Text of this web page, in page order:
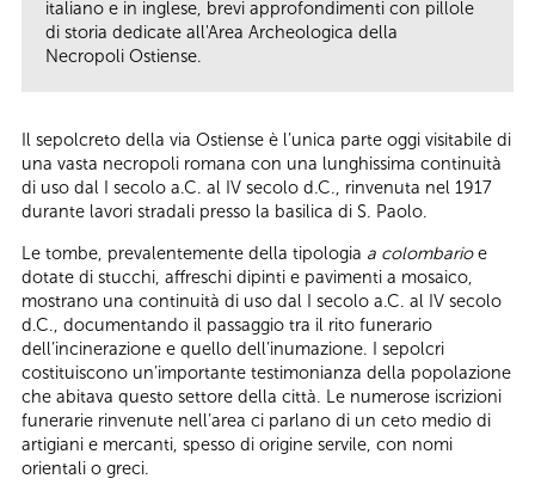
italiano e in inglese, brevi approfondimenti con pillole
di storia dedicate all'Area Archeologica della
Necropoli Ostiense.
Il sepolcreto della via Ostiense è l’unica parte oggi visitabile di
una vasta necropoli romana con una lunghissima continuità
di uso dal I secolo a.C. al IV secolo d.C., rinvenuta nel 1917
durante lavori stradali presso la basilica di S. Paolo.
Le tombe, prevalentemente della tipologia a colombarioe
dotate di stucchi, affreschi dipinti e pavimenti a mosaico,
mostrano una continuità di uso dal I secolo a.C. al IV secolo
d.C., documentando il passaggio tra il rito funerario
dell’incinerazione e quello dell’inumazione. I sepolcri
costituiscono un’importante testimonianza della popolazione
che abitava questo settore della città. Le numerose iscrizioni
funerarie rinvenute nell’area ci parlano di un ceto medio di
artigiani e mercanti, spesso di origine servile, con nomi
orientali o greci.